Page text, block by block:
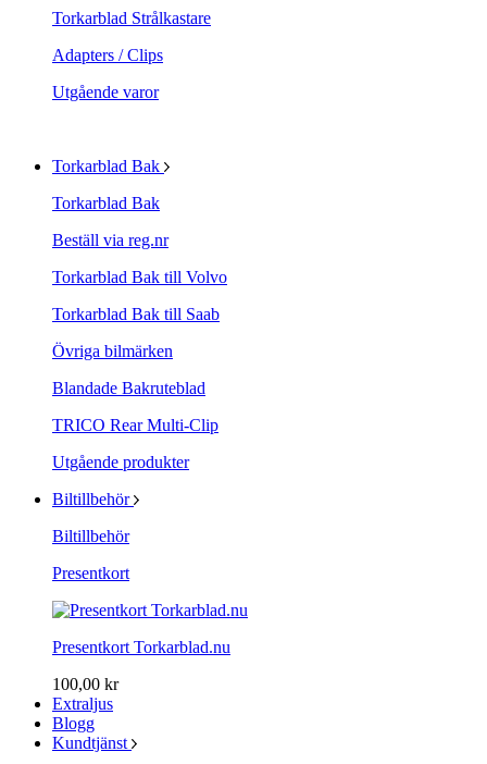
Torkarblad Strålkastare
Adapters / Clips
Utgående varor
Torkarblad Bak
Torkarblad Bak
Beställ via reg.nr
Torkarblad Bak till Volvo
Torkarblad Bak till Saab
Övriga bilmärken
Blandade Bakruteblad
TRICO Rear Multi-Clip
Utgående produkter
Biltillbehör
Biltillbehör
Presentkort
Presentkort Torkarblad.nu
100,00 kr
Extraljus
Blogg
Kundtjänst